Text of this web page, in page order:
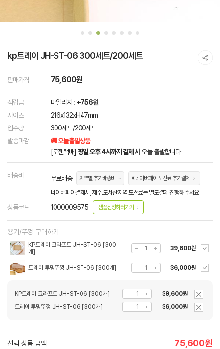
kp트레이 JH-ST-06 300세트/200세트
판매가격 75,600원
적립금 마일리지 : +756원
사이즈
216x132xH47mm
입수량
300세트/200세트
발송마감
🚚 오늘출발상품
[로젠택배] 평일 오후 4시까지 결제 시 오늘 출발합니다
배송비 무료배송 지역별 추가배송비 ※ 네이버페이 도선료 추가결제
네이버페이결제시, 제주.도서산지역 도선료는 별도결제 진행해주세요
상품코드 1000009575 샘플신청하러가기
용기/뚜껑 구매하기
KP트레이 크라프트 JH-ST-06 [300
개]
39,600원
트레이 투명뚜껑 JH-ST-06 [300개] 36,000원
KP트레이 크라프트 JH-ST-06 [300개]
39,600원
트레이 투명뚜껑 JH-ST-06 [300개]
36,000원
선택 상품 금액 75,600원